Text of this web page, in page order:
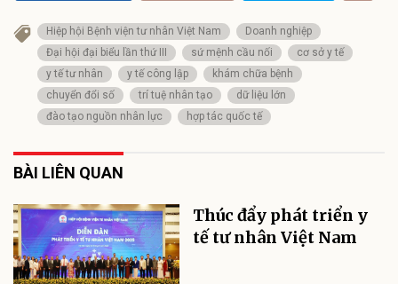
Hiệp hội Bệnh viện tư nhân Việt Nam
Doanh nghiệp
Đại hội đại biểu lần thứ III
sứ mệnh cầu nối
cơ sở y tế
y tế tư nhân
y tế công lập
khám chữa bệnh
chuyển đổi số
trí tuệ nhân tạo
dữ liệu lớn
đào tạo nguồn nhân lực
hợp tác quốc tế
BÀI LIÊN QUAN
Thúc đẩy phát triển y
tế tư nhân Việt Nam